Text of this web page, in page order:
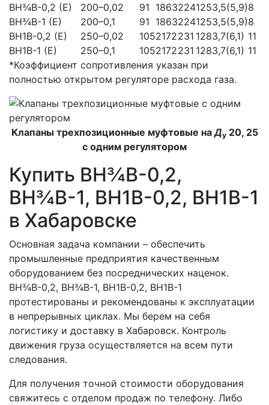
ВН¾В-0,2 (Е)
200–0,02 91 18632241253,5(5,9)8
ВН¾В-1 (Е)
200–0,1 91 18632241253,5(5,9)8
ВН1В-0,2 (Е)
250–0,02 1052172231 1283,7(6,1) 11
ВН1В-1 (Е)
250–0,1 1052172231 1283,7(6,1) 11
*Коэффициент сопротивления указан при
полностью открытом регуляторе расхода газа.
Клапаны трехпозиционные муфтовые наДу20, 25
с одним регулятором
Купить ВН¾В-0,2,
ВН¾В-1, ВН1В-0,2, ВН1В-1
в Хабаровске
Основная задача компании – обеспечить
промышленные предприятия качественным
оборудованием без посреднических наценок.
ВН¾В-0,2, ВН¾В-1, ВН1В-0,2, ВН1В-1
протестированы и рекомендованы к эксплуатации
в непрерывных циклах. Мы берем на себя
логистику и доставку в Хабаровск. Контроль
движения груза осуществляется на всем пути
следования.
Для получения точной стоимости оборудования
свяжитесь с отделом продаж по телефону. Либо